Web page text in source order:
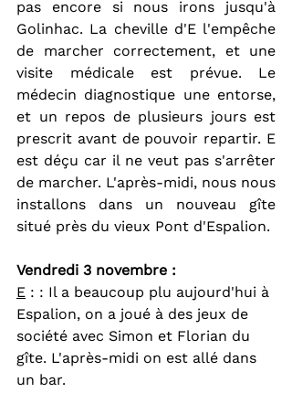
pas encore si nous irons jusqu'à
Golinhac. La cheville d'E l'empêche
de marcher correctement, et une
visite médicale est prévue. Le
médecin diagnostique une entorse,
et un repos de plusieurs jours est
prescrit avant de pouvoir repartir. E
est déçu car il ne veut pas s'arrêter
de marcher. L'après-midi, nous nous
installons dans un nouveau gîte
situé près du vieux Pont d'Espalion.
Vendredi 3 novembre :
E : : Il a beaucoup plu aujourd'hui à
Espalion, on a joué à des jeux de
société avec Simon et Florian du
gîte. L'après-midi on est allé dans
un bar.